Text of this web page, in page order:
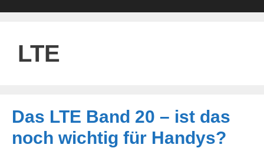
LTE
Das LTE Band 20 – ist das
noch wichtig für Handys?